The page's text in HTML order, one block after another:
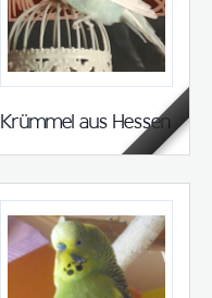
Krümmel aus Hessen